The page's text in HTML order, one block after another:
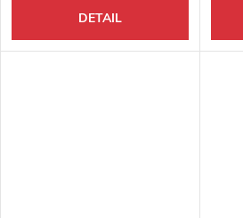
DETAIL